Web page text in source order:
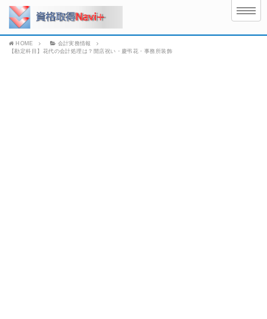
HOME
会計実務情報
【勘定科目】花代の会計処理は？開店祝い・慶弔花・事務所装飾